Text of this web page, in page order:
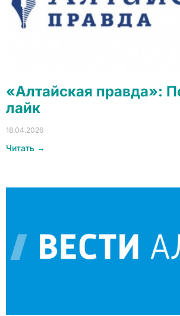
«Алтайская правда»:
лайк
18.04.2026
Читать →